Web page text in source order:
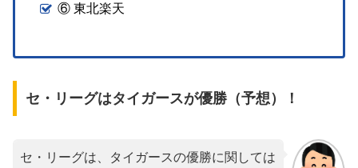
⑥ 東北楽天
セ・リーグはタイガースが優勝（予想）！
セ・リーグは、タイガースの優勝に関しては